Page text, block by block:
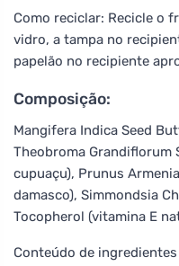
Como reciclar: Recicle o
vidro, a tampa no
papelão no recipiente
Composição:
Mangifera Indica Seed
Theobroma Grandiflorum
cupuaçu), Prunus
damasco), Simmondsia
Tocopherol (vitamina E
Conteúdo de